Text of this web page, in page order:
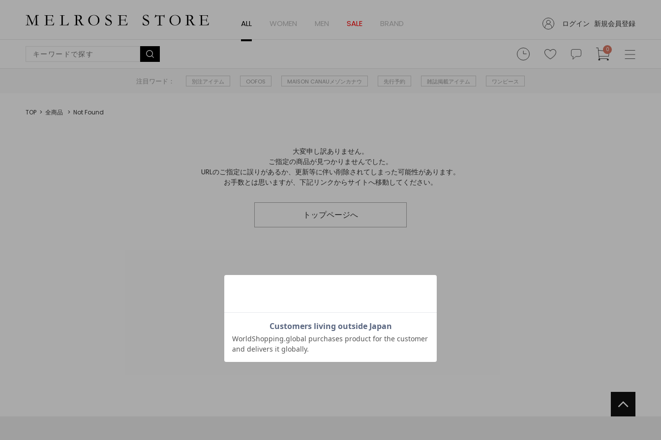
ALL WOMEN MEN SALE BRAND ログイン 新規会員登録
0
注目ワード： 別注アイテム OOFOS MAISON CANAUメゾンカナウ 先行予約 雑誌掲載アイテム ワンピース
TOP 全商品 Not Found
大変申し訳ありません。
ご指定の商品が見つかりませんでした。
URLのご指定に誤りがあるか、更新等に伴い削除されてしまった可能性があります。
お手数とは思いますが、下記リンクからサイトへ移動してください。
トップページへ